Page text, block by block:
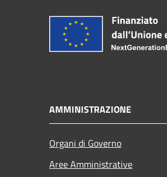
AMMINISTRAZIONE
Organi di Governo
Aree Amministrative